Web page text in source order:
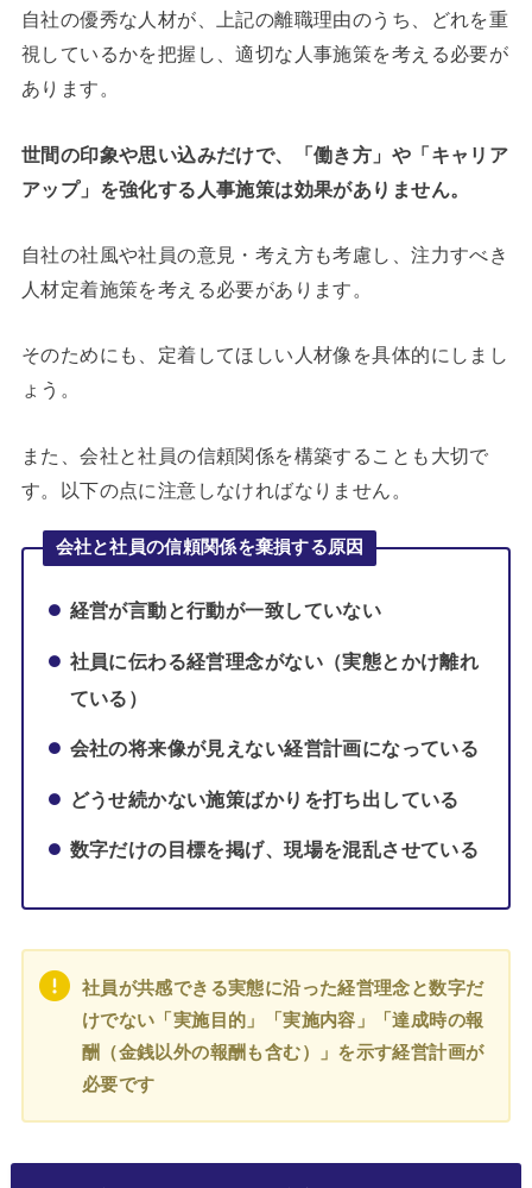
自社の優秀な人材が、上記の離職理由のうち、どれを重
視しているかを把握し、適切な人事施策を考える必要が
あります。
世間の印象や思い込みだけで、「働き方」や「キャリア
アップ」を強化する人事施策は効果がありません。
自社の社風や社員の意見・考え方も考慮し、注力すべき
人材定着施策を考える必要があります。
そのためにも、定着してほしい人材像を具体的にしまし
ょう。
また、会社と社員の信頼関係を構築することも大切で
す。以下の点に注意しなければなりません。
会社と社員の信頼関係を棄損する原因
経営が言動と行動が一致していない
社員に伝わる経営理念がない（実態とかけ離れ
ている）
会社の将来像が見えない経営計画になっている
どうせ続かない施策ばかりを打ち出している
数字だけの目標を掲げ、現場を混乱させている
社員が共感できる実態に沿った経営理念と数字だ
けでない「実施目的」「実施内容」「達成時の報
酬（金銭以外の報酬も含む）」を示す経営計画が
必要です